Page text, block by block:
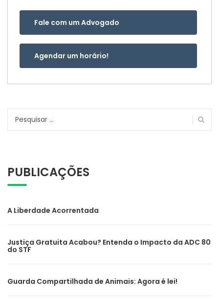
Fale com um Advogado
Agendar um horário!
Pesquisar
PUBLICAÇÕES
A Liberdade Acorrentada
Justiça Gratuita Acabou? Entenda o Impacto da ADC 80
do STF
Guarda Compartilhada de Animais: Agora é lei!